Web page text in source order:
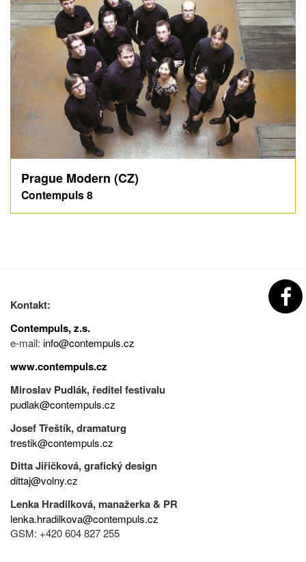
Prague Modern (CZ)
Contempuls 8
Kontakt:
Contempuls, z.s.
e-mail: info@contempuls.cz
www.contempuls.cz
Miroslav Pudlák, ředitel festivalu
pudlak@contempuls.cz
Josef Třeštík, dramaturg
trestik@contempuls.cz
Ditta Jiřičková, grafický design
dittaj@volny.cz
Lenka Hradilková, manažerka & PR
lenka.hradilkova@contempuls.cz
GSM: +420 604 827 255